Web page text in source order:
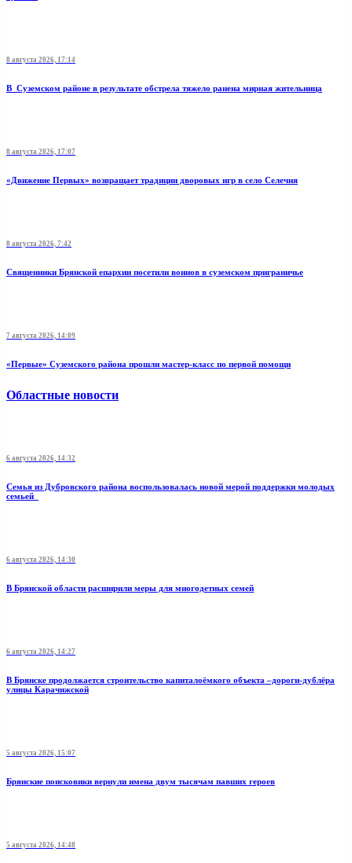
8 августа 2026, 17:14
В Суземском районе в результате обстрела тяжело ранена мирная жительница
8 августа 2026, 17:07
«Движение Первых» возвращает традиции дворовых игр в село Селечня
8 августа 2026, 7:42
Священники Брянской епархии посетили воинов в суземском приграничье
7 августа 2026, 14:09
«Первые» Суземского района прошли мастер-класс по первой помощи
Областные новости
6 августа 2026, 14:32
Семья из Дубровского района воспользовалась новой мерой поддержки молодых
семьей
6 августа 2026, 14:30
В Брянской области расширили меры для многодетных семей
6 августа 2026, 14:27
В Брянске продолжается строительство капиталоёмкого объекта –дороги-дублёра
улицы Карачижской
5 августа 2026, 15:07
Брянские поисковики вернули имена двум тысячам павших героев
5 августа 2026, 14:48